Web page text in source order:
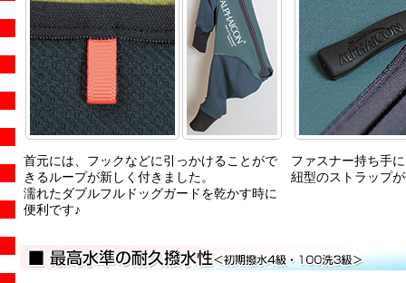
首元には、フックなどに引っかけることがで
きるループが新しく付きました。
濡れたダブルフルドッグガードを乾かす時に
便利です♪
ファスナー持ち手
紐型のストラップ